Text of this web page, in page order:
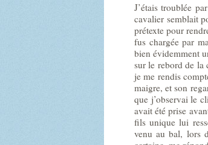
J’étais troublée
cavalier semblait
prétexte pour
fus chargée par
bien évidemment
sur le rebord de la
je me rendis
maigre, et son
que j’observai le
avait été prise
fils unique lui
venu au bal, lors